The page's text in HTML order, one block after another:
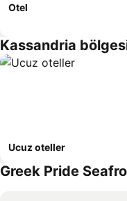
Otel
Kassandria
Ucuz oteller
Greek Pride